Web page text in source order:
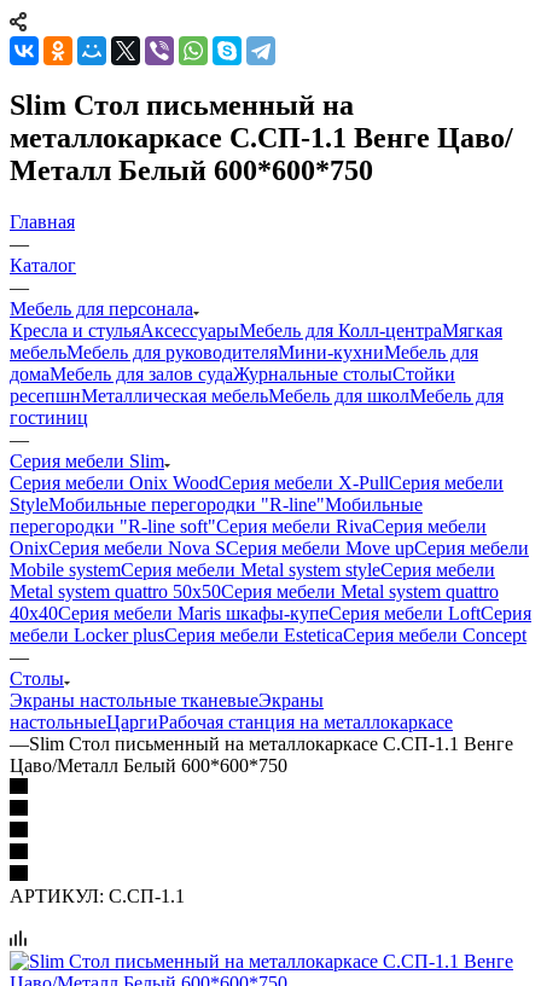
Slim Стол письменный на
металлокаркасе С.СП-1.1 Венге Цаво/
Металл Белый 600*600*750
Главная
—
Каталог
—
Мебель для персонала
Кресла и стульяАксессуарыМебель для Колл-центраМягкая
мебельМебель для руководителяМини-кухниМебель для
домаМебель для залов судаЖурнальные столыСтойки
ресепшнМеталлическая мебельМебель для школМебель для
гостиниц
—
Серия мебели Slim
Серия мебели Onix WoodСерия мебели X-PullСерия мебели
StyleМобильные перегородки "R-line"Мобильные
перегородки "R-line soft"Серия мебели RivaСерия мебели
OnixСерия мебели Nova SСерия мебели Move upСерия мебели
Mobile systemСерия мебели Metal system styleСерия мебели
Metal system quattro 50x50Серия мебели Metal system quattro
40x40Серия мебели Maris шкафы-купеСерия мебели LoftСерия
мебели Locker plusСерия мебели EsteticaСерия мебели Concept
—
Столы
Экраны настольные тканевыеЭкраны
настольныеЦаргиРабочая станция на металлокаркасе
—Slim Стол письменный на металлокаркасе С.СП-1.1 Венге
Цаво/Металл Белый 600*600*750
АРТИКУЛ: С.СП-1.1